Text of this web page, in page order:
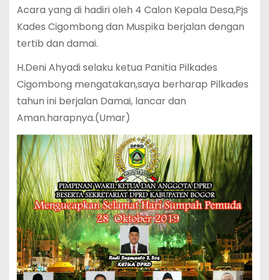
Acara yang di hadiri oleh 4 Calon Kepala Desa,Pjs
Kades Cigombong dan Muspika berjalan dengan
tertib dan damai.
H.Deni Ahyadi selaku ketua Panitia Pilkades
Cigombong mengatakan,saya berharap Pilkades
tahun ini berjalan Damai, lancar dan
Aman.harapnya.(Umar)